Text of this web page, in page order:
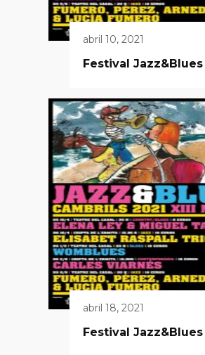
abril 10, 2021
Festival Jazz&Blues
abril 18, 2021
Festival Jazz&Blues